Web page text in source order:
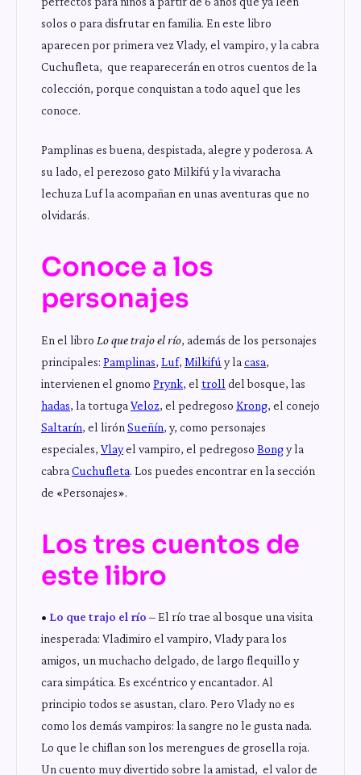
solos o para disfrutar en familia. En este libro
aparecen por primera vez Vlady, el vampiro, y la cabra
Cuchufleta, que reaparecerán en otros cuentos de la
colección, porque conquistan a todo aquel que les
conoce.
Pamplinas es buena, despistada, alegre y poderosa. A
su lado, el perezoso gato Milkifú y la vivaracha
lechuza Luf la acompañan en unas aventuras que no
olvidarás.
Conoce a los
personajes
En el libro Lo que trajo el río, además de los personajes
principales: Pamplinas, Luf, Milkifú y la casa,
intervienen el gnomo Prynk, el troll del bosque, las
hadas, la tortuga Veloz, el pedregoso Krong, el conejo
Saltarín, el lirón Sueñín, y, como personajes
especiales, Vlayel vampiro, el pedregoso Bongy la
cabra Cuchufleta. Los puedes encontrar en la sección
de «Personajes».
Los tres cuentos de
este libro
• Lo que trajo el río – El río trae al bosque una visita
inesperada: Vladimiro el vampiro, Vlady para los
amigos, un muchacho delgado, de largo flequillo y
cara simpática. Es excéntrico y encantador. Al
principio todos se asustan, claro. Pero Vlady no es
como los demás vampiros: la sangre no le gusta nada.
Lo que le chiflan son los merengues de grosella roja.
Un cuento muy divertido sobre la amistad, el valor de